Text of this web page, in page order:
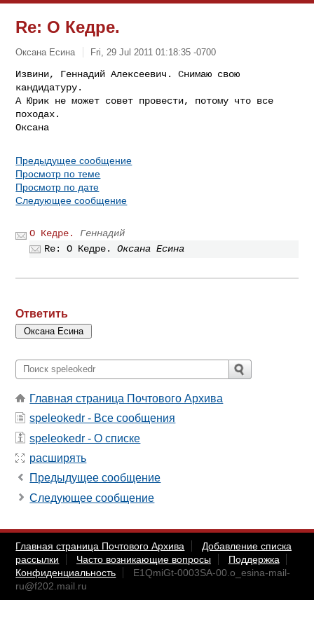
Re: О Кедре.
Оксана Есина Fri, 29 Jul 2011 01:18:35 -0700
Извини, Геннадий Алексеевич. Снимаю свою
кандидатуру.
А Юрик не может совет провести, потому что все
походах.
Оксана
Предыдущее сообщение
Просмотр по теме
Просмотр по дате
Следующее сообщение
О Кедре.
Геннадий
Re: О Кедре.
Оксана Есина
Ответить
Главная страница Почтового Архива
speleokedr - Все сообщения
speleokedr - О списке
расширять
Предыдущее сообщение
Следующее сообщение
Главная страница Почтового Архива
Добавление списка
рассылки
Часто возникающие вопросы
Поддержка
Конфиденциальность
E1QmiGt-0003SA-00.o_esina-mail-
ru@f202.mail.ru